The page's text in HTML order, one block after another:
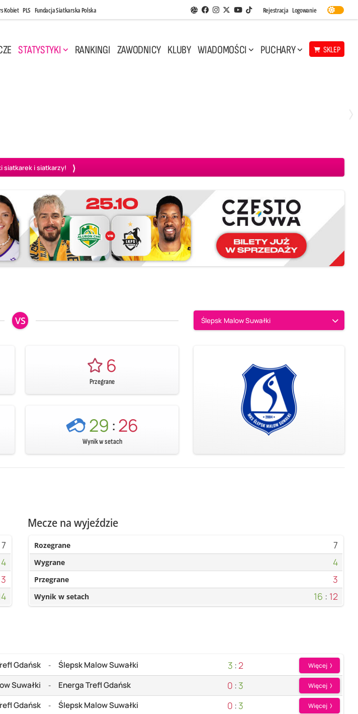
Kobiet PLS Fundacja Siatkarska Polska Aplikacja Siatkarskie Ligi
Facebook
Instagram
Twitter
Youtube
TikTok
Rejestracja Logowanie
STATYSTYKI RANKINGI ZAWODNICY KLUBY WIADOMOŚCI PUCHARY SKLEP
siatkarek i siatkarzy!
VS Ślepsk Malow Suwałki
6
Przegrane
29:26
Wynik w setach
7
4
3
Mecze na wyjeździe
Rozegrane 7
Wygrane 4
Przegrane 3
Wynik w setach 16 : 12
Gdańsk - Ślepsk Malow Suwałki 3 : 2 Więcej
Suwałki - Energa Trefl Gdańsk 0 : 3 Więcej
Gdańsk - Ślepsk Malow Suwałki 0 : 3 Więcej